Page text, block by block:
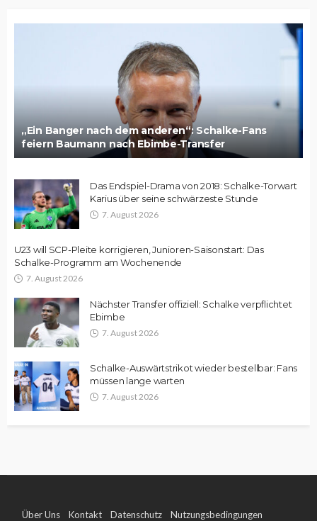
„Ein Banger nach dem anderen“: Schalke-Fans
feiern Baumann nach Ebimbe-Transfer
Das Endspiel-Drama von 2018: Schalke-Torwart
Karius über seine schwärzeste Stunde
7. August 2026
U23 will SCP-Pleite korrigieren, Junioren-Saisonstart: Das
Schalke-Programm am Wochenende
7. August 2026
Nächster Transfer offiziell: Schalke verpflichtet
Ebimbe
7. August 2026
Schalke-Auswärtstrikot wieder bestellbar: Fans
müssen lange warten
7. August 2026
Über Uns Kontakt Datenschutz Nutzungsbedingungen